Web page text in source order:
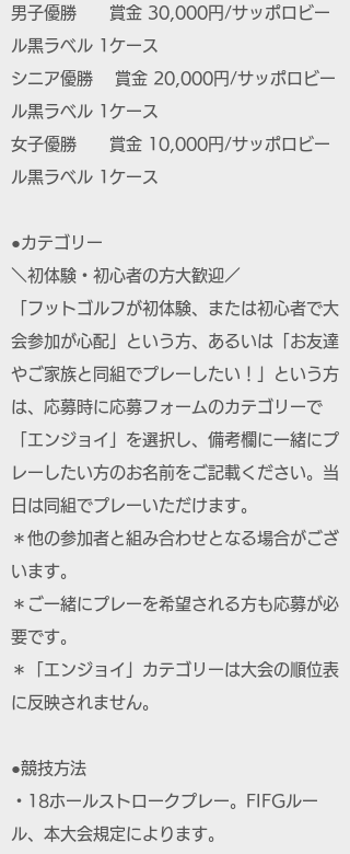
男子優勝 賞金 30,000円/サッポロビー
ル黒ラベル 1ケース
シニア優勝 賞金 20,000円/サッポロビー
ル黒ラベル 1ケース
女子優勝 賞金 10,000円/サッポロビー
ル黒ラベル 1ケース
●カテゴリー
＼初体験・初心者の方大歓迎／
「フットゴルフが初体験、または初心者で大
会参加が心配」という方、あるいは「お友達
やご家族と同組でプレーしたい！」という方
は、応募時に応募フォームのカテゴリーで
「エンジョイ」を選択し、備考欄に一緒にプ
レーしたい方のお名前をご記載ください。当
日は同組でプレーいただけます。
＊他の参加者と組み合わせとなる場合がござ
います。
＊ご一緒にプレーを希望される方も応募が必
要です。
＊「エンジョイ」カテゴリーは大会の順位表
に反映されません。
●競技方法
・18ホールストロークプレー。FIFGルー
ル、本大会規定によります。